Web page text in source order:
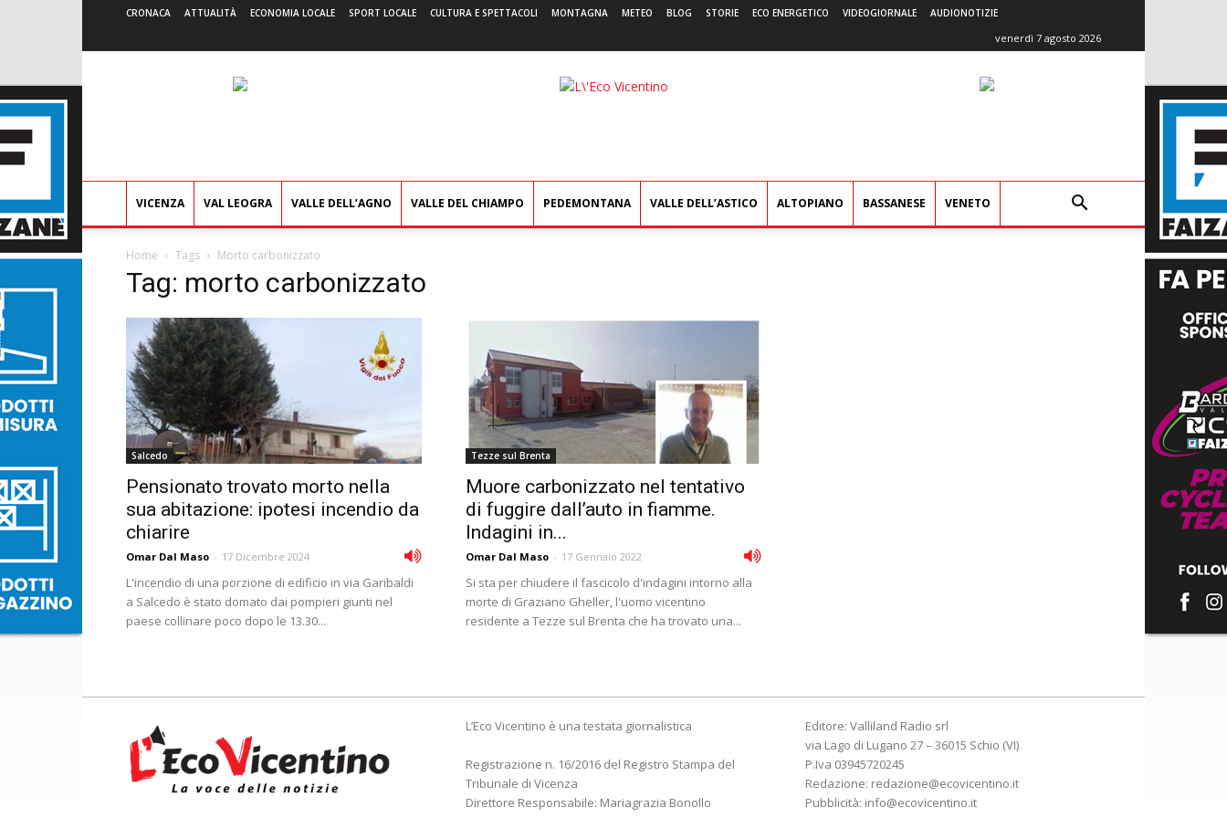
CRONACA ATTUALITÀ ECONOMIA LOCALE SPORT LOCALE CULTURA E SPETTACOLI MONTAGNA METEO BLOG STORIE ECO ENERGETICO VIDEOGIORNALE AUDIONOTIZIE
venerdì 7 agosto 2026
L'Eco
VICENZA VAL LEOGRA VALLE DELL’AGNO VALLE DEL CHIAMPO PEDEMONTANA VALLE DELL’ASTICO ALTOPIANO BASSANESE VENETO
Home Tags Morto carbonizzato
Tag: morto carbonizzato
Salcedo
Pensionato trovato morto nella
sua abitazione: ipotesi incendio da
chiarire
Omar Dal Maso - 17 Dicembre 2024
L'incendio di una porzione di edificio in via Garibaldi
a Salcedo è stato domato dai pompieri giunti nel
paese collinare poco dopo le 13.30...
Tezze sul Brenta
Muore carbonizzato nel tentativo
di fuggire dall’auto in fiamme.
Indagini in...
Omar Dal Maso - 17 Gennaio 2022
Si sta per chiudere il fascicolo d'indagini intorno alla
morte di Graziano Gheller, l'uomo vicentino
residente a Tezze sul Brenta che ha trovato una...
L’Eco Vicentino è una testata giornalistica
Registrazione n. 16/2016 del Registro Stampa del
Tribunale di Vicenza
Direttore Responsabile: Mariagrazia Bonollo
Editore: Valliland Radio srl
via Lago di Lugano 27 – 36015 Schio (VI)
P.Iva 03945720245
Redazione: redazione@ecovicentino.it
Pubblicità: info@ecovicentino.it